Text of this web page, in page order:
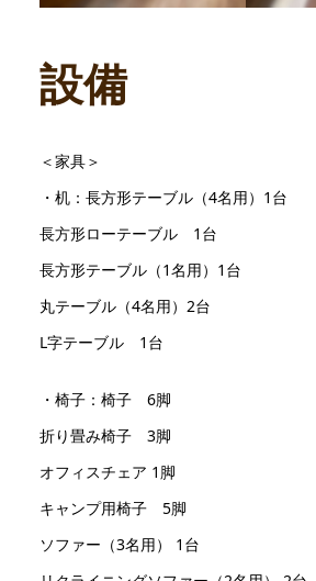
設備
＜家具＞
・机：長方形テーブル（4名用）1台
長方形ローテーブル 1台
長方形テーブル（1名用）1台
丸テーブル（4名用）2台
L字テーブル 1台
・椅子：椅子 6脚
折り畳み椅子 3脚
オフィスチェア 1脚
キャンプ用椅子 5脚
ソファー（3名用） 1台